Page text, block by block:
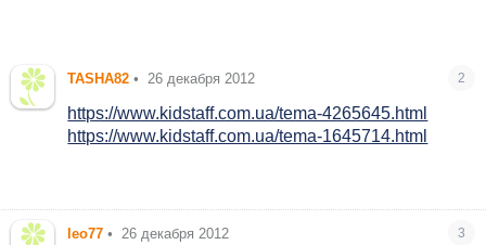
TASHA82 • 26 декабря 2012 2
https://www.kidstaff.com.ua/tema-4265645.html
https://www.kidstaff.com.ua/tema-1645714.html
leo77 • 26 декабря 2012 3